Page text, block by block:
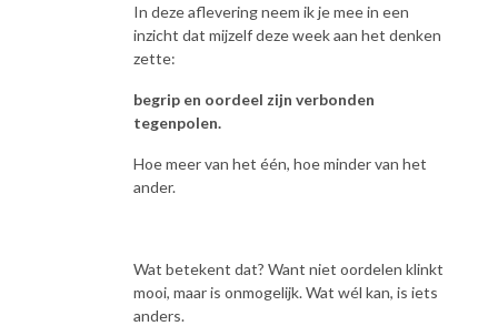
In deze aflevering neem ik je mee in een
inzicht dat mijzelf deze week aan het denken
zette:
begrip en oordeel zijn verbonden
tegenpolen.
Hoe meer van het één, hoe minder van het
ander.
Wat betekent dat? Want niet oordelen klinkt
mooi, maar is onmogelijk. Wat wél kan, is iets
anders.